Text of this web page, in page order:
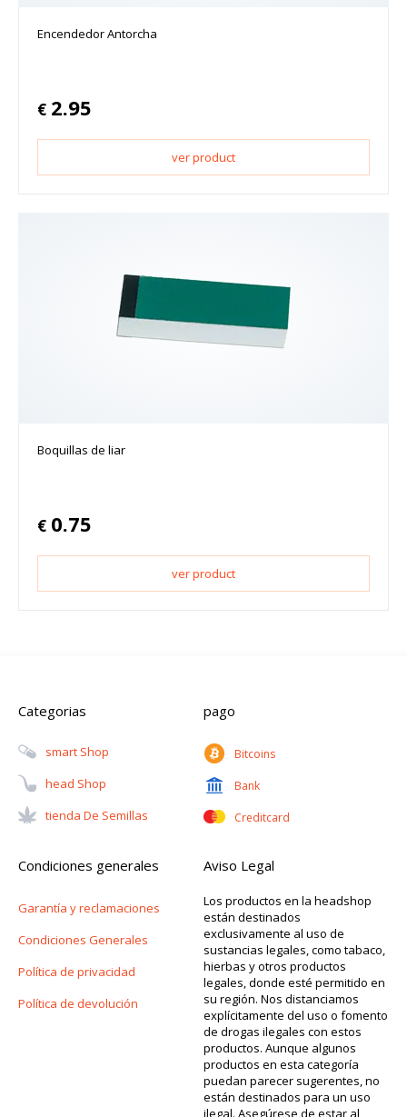
Encendedor Antorcha
€ 2.95
ver product
Boquillas de liar
€ 0.75
ver product
Categorias
Smart Shop
Head Shop
Tienda De Semillas
pago
Bitcoins
Bank
Creditcard
Condiciones generales
Garantía y reclamaciones
Condiciones Generales
Política de privacidad
Política de devolución
Aviso Legal
Los productos en la headshop
están destinados
exclusivamente al uso de
sustancias legales, como tabaco,
hierbas y otros productos
legales, donde esté permitido en
su región. Nos distanciamos
explícitamente del uso o fomento
de drogas ilegales con estos
productos. Aunque algunos
productos en esta categoría
puedan parecer sugerentes, no
están destinados para un uso
ilegal. Asegúrese de estar al